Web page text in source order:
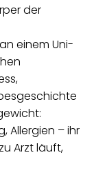
der
einem Uni-
Allergien – ihr
Arzt läuft,